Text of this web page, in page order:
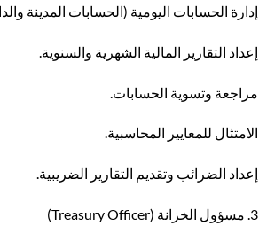
إدارة الحسابات اليومية (الحسابات المدينة
إعداد التقارير المالية الشهرية والسنوية.
مراجعة وتسوية الحسابات.
الامتثال للمعايير المحاسبية.
إعداد الضرائب وتقديم التقارير الضريبية.
3. مسؤول الخزانة (Treasury Officer)